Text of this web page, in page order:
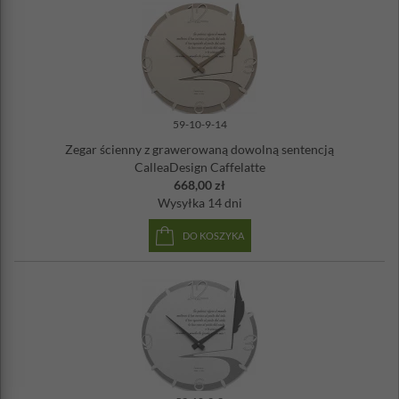
59-10-9-14
Zegar ścienny z grawerowaną dowolną sentencją
CalleaDesign Caffelatte
668,00 zł
Wysyłka 14 dni
DO KOSZYKA